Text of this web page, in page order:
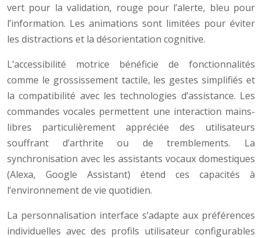
vert pour la validation, rouge pour l’alerte, bleu pour
l’information. Les animations sont limitées pour éviter
les distractions et la désorientation cognitive.
L’accessibilité motrice bénéficie de fonctionnalités
comme le grossissement tactile, les gestes simplifiés et
la compatibilité avec les technologies d’assistance. Les
commandes vocales permettent une interaction mains-
libres particulièrement appréciée des utilisateurs
souffrant d’arthrite ou de tremblements. La
synchronisation avec les assistants vocaux domestiques
(Alexa, Google Assistant) étend ces capacités à
l’environnement de vie quotidien.
La personnalisation interface s’adapte aux préférences
individuelles avec des profils utilisateur configurables